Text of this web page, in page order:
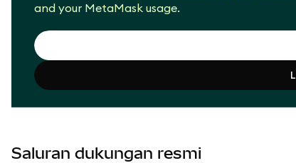
and your MetaMask usage.
Saluran dukungan resmi